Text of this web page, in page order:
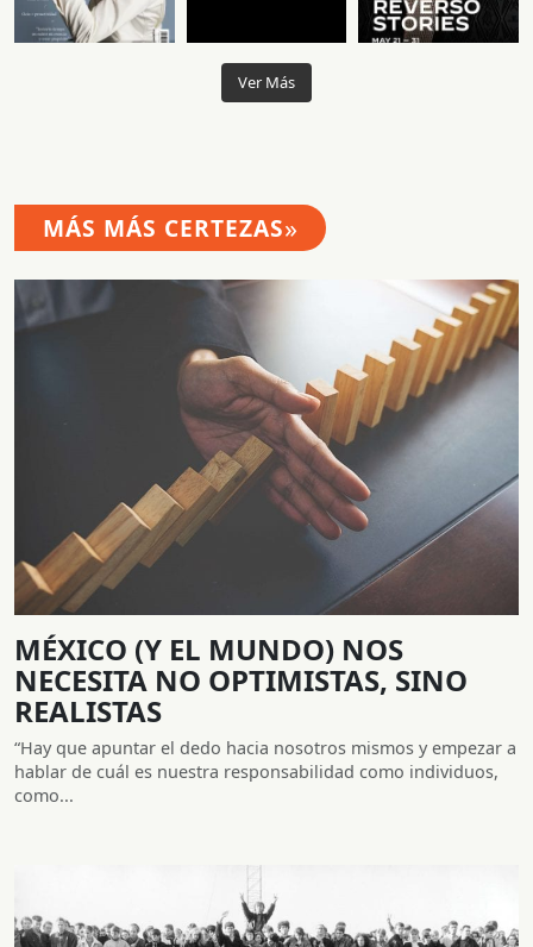
Ver Más
MÁS MÁS CERTEZAS»
MÉXICO (Y EL MUNDO) NOS
NECESITA NO OPTIMISTAS, SINO
REALISTAS
“Hay que apuntar el dedo hacia nosotros mismos y empezar a
hablar de cuál es nuestra responsabilidad como individuos,
como...